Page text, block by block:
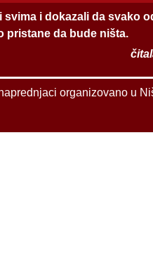
svima i dokazali da svako
pristane da bude ništa.
organizovano u